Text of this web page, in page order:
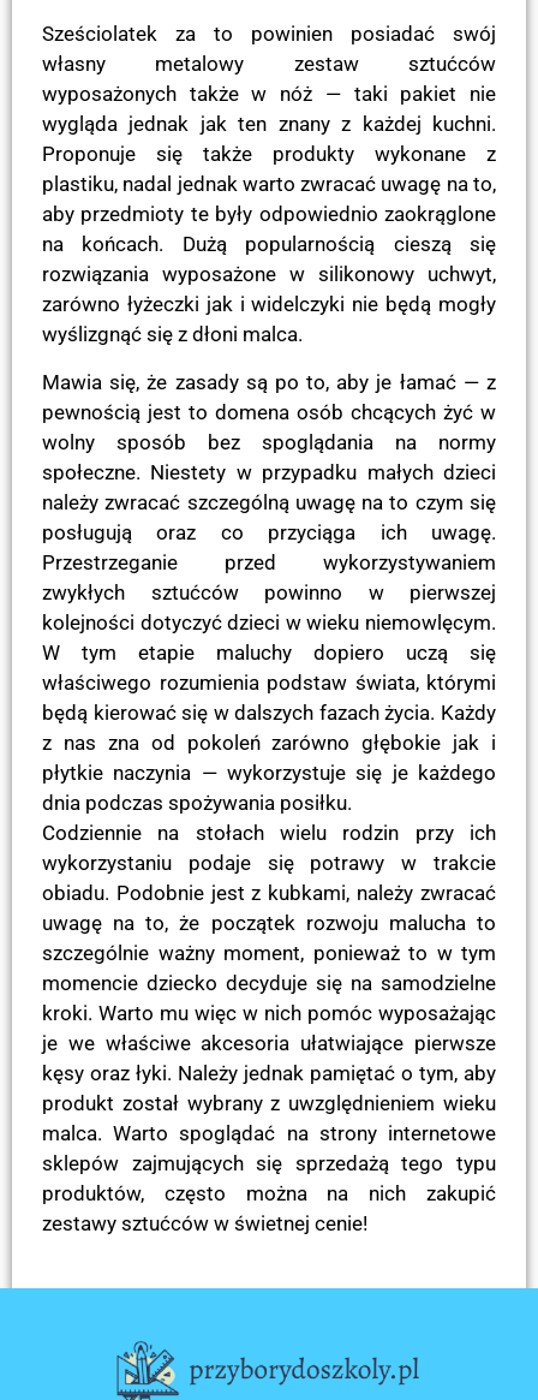
Sześciolatek za to powinien posiadać swój
własny metalowy zestaw sztućców
wyposażonych także w nóż — taki pakiet nie
wygląda jednak jak ten znany z każdej kuchni.
Proponuje się także produkty wykonane z
plastiku, nadal jednak warto zwracać uwagę na to,
aby przedmioty te były odpowiednio zaokrąglone
na końcach. Dużą popularnością cieszą się
rozwiązania wyposażone w silikonowy uchwyt,
zarówno łyżeczki jak i widelczyki nie będą mogły
wyślizgnąć się z dłoni malca.
Mawia się, że zasady są po to, aby je łamać — z
pewnością jest to domena osób chcących żyć w
wolny sposób bez spoglądania na normy
społeczne. Niestety w przypadku małych dzieci
należy zwracać szczególną uwagę na to czym się
posługują oraz co przyciąga ich uwagę.
Przestrzeganie przed wykorzystywaniem
zwykłych sztućców powinno w pierwszej
kolejności dotyczyć dzieci w wieku niemowlęcym.
W tym etapie maluchy dopiero uczą się
właściwego rozumienia podstaw świata, którymi
będą kierować się w dalszych fazach życia. Każdy
z nas zna od pokoleń zarówno głębokie jak i
płytkie naczynia — wykorzystuje się je każdego
dnia podczas spożywania posiłku.
Codziennie na stołach wielu rodzin przy ich
wykorzystaniu podaje się potrawy w trakcie
obiadu. Podobnie jest z kubkami, należy zwracać
uwagę na to, że początek rozwoju malucha to
szczególnie ważny moment, ponieważ to w tym
momencie dziecko decyduje się na samodzielne
kroki. Warto mu więc w nich pomóc wyposażając
je we właściwe akcesoria ułatwiające pierwsze
kęsy oraz łyki. Należy jednak pamiętać o tym, aby
produkt został wybrany z uwzględnieniem wieku
malca. Warto spoglądać na strony internetowe
sklepów zajmujących się sprzedażą tego typu
produktów, często można na nich zakupić
zestawy sztućców w świetnej cenie!